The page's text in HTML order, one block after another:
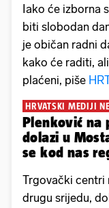
Iako će izborna
biti slobodan
je običan radni
kako će raditi,
plaćeni, piše
HRVATSKI MEDIJI
Plenković na
dolazi u
se kod nas
Trgovački centri
drugu srijedu,